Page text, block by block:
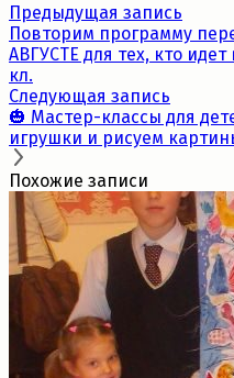
Предыдущая запись
Повторим программу
АВГУСТЕ для тех, кто
кл.
Следующая запись
🎃 Мастер-классы для
игрушки и рисуем
Похожие записи